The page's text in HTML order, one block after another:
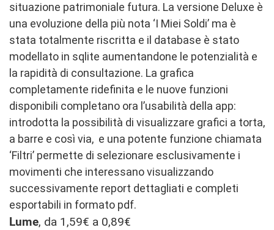
situazione patrimoniale futura. La versione Deluxe è
una evoluzione della più nota ‘I Miei Soldi’ ma è
stata totalmente riscritta e il database è stato
modellato in sqlite aumentandone le potenzialità e
la rapidità di consultazione. La grafica
completamente ridefinita e le nuove funzioni
disponibili completano ora l’usabilità della app:
introdotta la possibilità di visualizzare grafici a torta,
a barre e così via, e una potente funzione chiamata
‘Filtri’ permette di selezionare esclusivamente i
movimenti che interessano visualizzando
successivamente report dettagliati e completi
esportabili in formato pdf.
Lume, da 1,59€ a 0,89€